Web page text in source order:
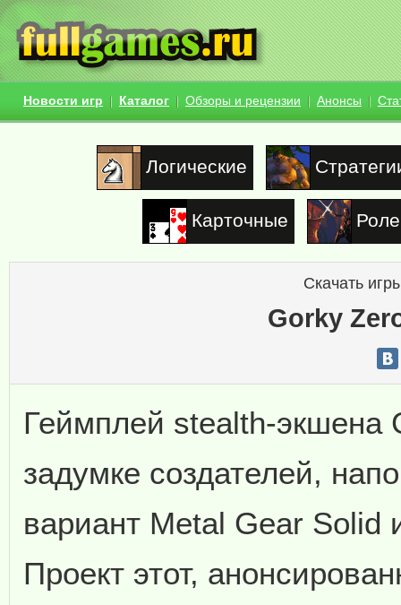
Новости игр Каталог Обзоры и рецензии Анонсы
Логические
Карточные
Скачать
Gorky
Геймплей stealth-экшена
задумке создателей,
вариант Metal Gear Solid
Проект этот,